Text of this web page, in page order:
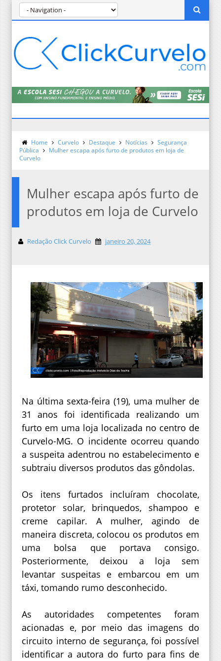
Home Curvelo Destaque Notícias
Segurança
Pública
Mulher escapa após furto de produtos em loja de
Curvelo
Mulher escapa após furto de
produtos em loja de Curvelo
Redação Click Curvelo janeiro 20, 2024
Na última sexta-feira (19), uma mulher de
31 anos foi identificada realizando um
furto em uma loja localizada no centro de
Curvelo-MG. O incidente ocorreu quando
a suspeita adentrou no estabelecimento e
subtraiu diversos produtos das gôndolas.
Os itens furtados incluíram chocolate,
protetor solar, brinquedos, shampoo e
creme capilar. A mulher, agindo de
maneira discreta, colocou os produtos em
uma bolsa que portava consigo.
Posteriormente, deixou a loja sem
levantar suspeitas e embarcou em um
táxi, tomando rumo desconhecido.
As autoridades competentes foram
acionadas e, por meio das imagens do
circuito interno de segurança, foi possível
identificar a autora do furto para fins de